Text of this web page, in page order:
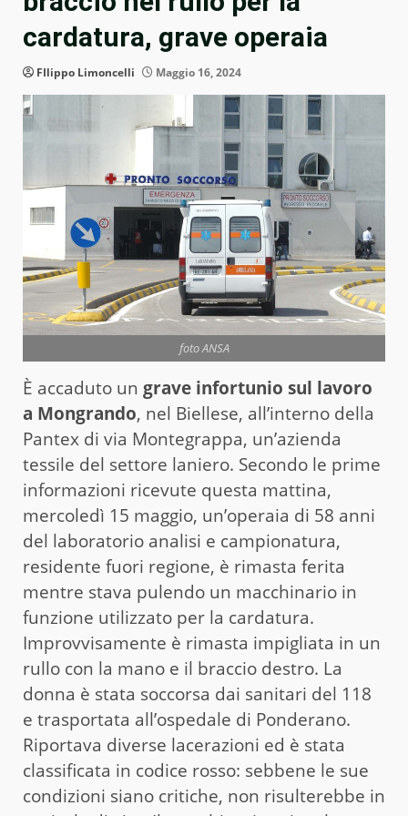
cardatura, grave operaia
FIlippo Limoncelli Maggio 16, 2024
foto ANSA
È accaduto un grave infortunio sul lavoro
a Mongrando, nel Biellese, all’interno della
Pantex di via Montegrappa, un’azienda
tessile del settore laniero. Secondo le prime
informazioni ricevute questa mattina,
mercoledì 15 maggio, un’operaia di 58 anni
del laboratorio analisi e campionatura,
residente fuori regione, è rimasta ferita
mentre stava pulendo un macchinario in
funzione utilizzato per la cardatura.
Improvvisamente è rimasta impigliata in un
rullo con la mano e il braccio destro. La
donna è stata soccorsa dai sanitari del 118
e trasportata all’ospedale di Ponderano.
Riportava diverse lacerazioni ed è stata
classificata in codice rosso: sebbene le sue
condizioni siano critiche, non risulterebbe in